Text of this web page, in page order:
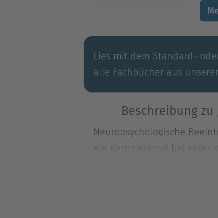
Lies mit dem Standard-
alle Fachbücher aus
Beschreibung
Neuropsychologische
ein Kernmerkmal bei einer
ein Kernmerkmal bei einer